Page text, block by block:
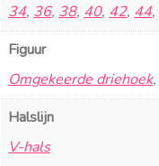
34, 36, 38, 40, 42, 44,
Figuur
Omgekeerde driehoek,
Halslijn
V-hals